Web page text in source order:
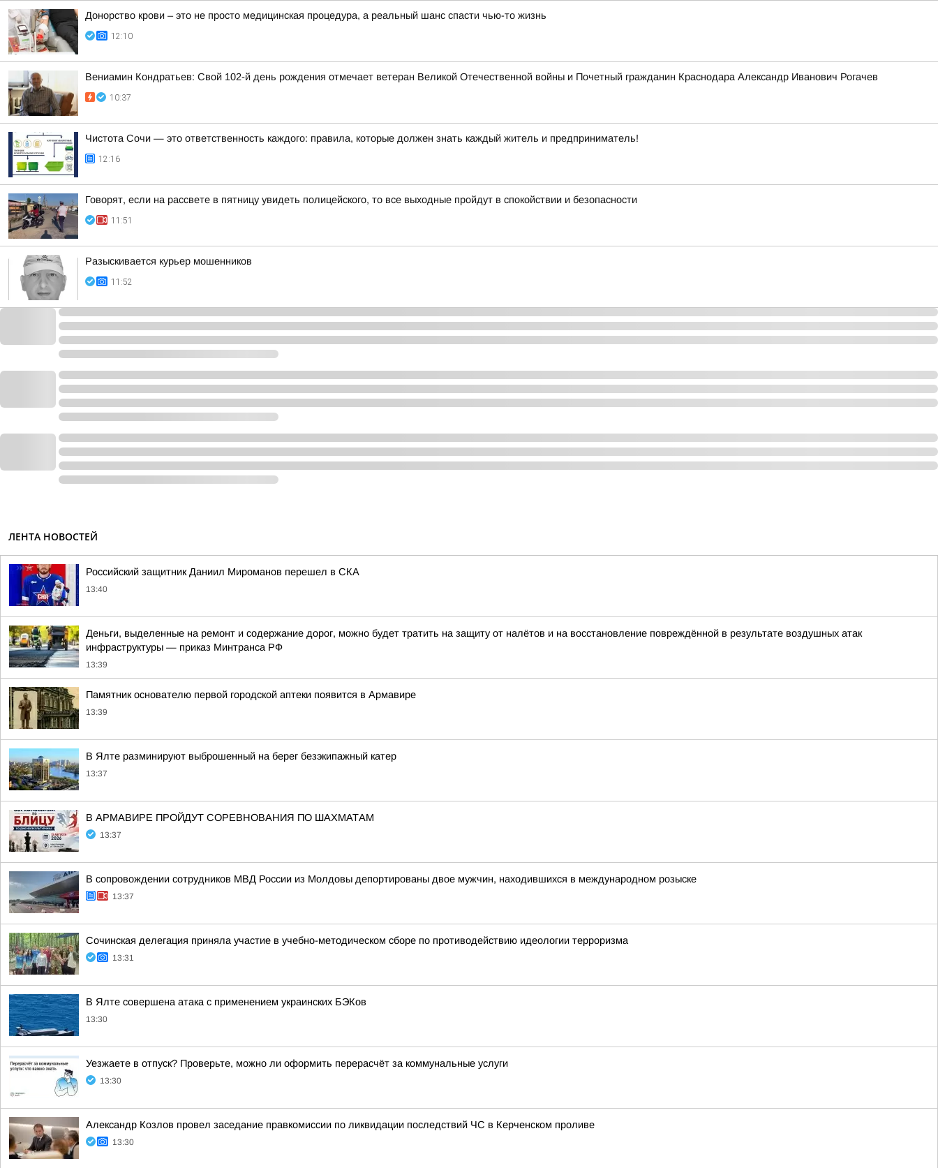
Донорство крови – это не просто медицинская процедура, а реальный шанс спасти чью-то жизнь
12:10
Вениамин Кондратьев: Свой 102-й день рождения отмечает ветеран Великой Отечественной войны и Почетный гражданин Краснодара Александр Иванович Рогачев
10:37
Чистота Сочи — это ответственность каждого: правила, которые должен знать каждый житель и предприниматель!
12:16
Говорят, если на рассвете в пятницу увидеть полицейского, то все выходные пройдут в спокойствии и безопасности
11:51
Разыскивается курьер мошенников
11:52
ЛЕНТА НОВОСТЕЙ
Российский защитник Даниил Мироманов перешел в СКА
13:40
Деньги, выделенные на ремонт и содержание дорог, можно будет тратить на защиту от налётов и на восстановление повреждённой в результате воздушных атак
инфраструктуры — приказ Минтранса РФ
13:39
Памятник основателю первой городской аптеки появится в Армавире
13:39
В Ялте разминируют выброшенный на берег безэкипажный катер
13:37
В АРМАВИРЕ ПРОЙДУТ СОРЕВНОВАНИЯ ПО ШАХМАТАМ
13:37
В сопровождении сотрудников МВД России из Молдовы депортированы двое мужчин, находившихся в международном розыске
13:37
Сочинская делегация приняла участие в учебно-методическом сборе по противодействию идеологии терроризма
13:31
В Ялте совершена атака с применением украинских БЭКов
13:30
Уезжаете в отпуск? Проверьте, можно ли оформить перерасчёт за коммунальные услуги
13:30
Александр Козлов провел заседание правкомиссии по ликвидации последствий ЧС в Керченском проливе
13:30